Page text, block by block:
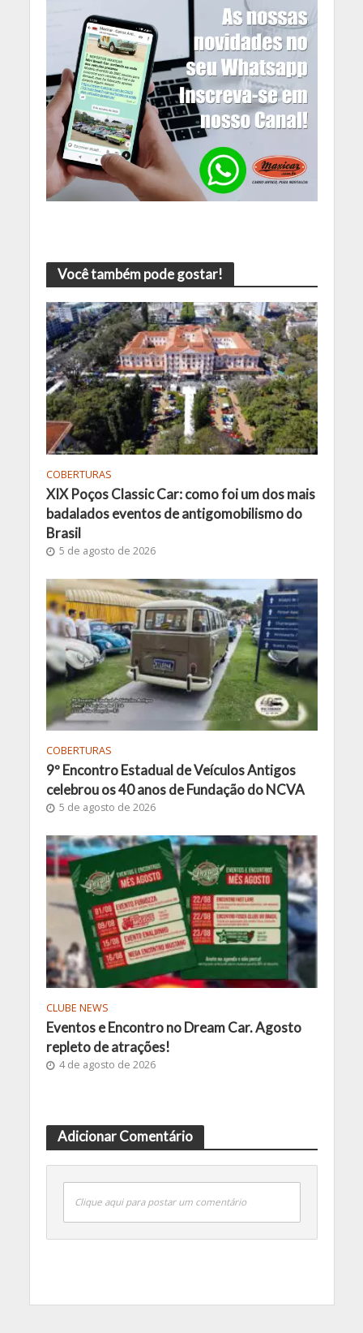
Você também pode gostar!
COBERTURAS
XIX Poços Classic Car: como foi um dos mais
badalados eventos de antigomobilismo do
Brasil
5 de agosto de 2026
COBERTURAS
9º Encontro Estadual de Veículos Antigos
celebrou os 40 anos de Fundação do NCVA
5 de agosto de 2026
CLUBE NEWS
Eventos e Encontro no Dream Car. Agosto
repleto de atrações!
4 de agosto de 2026
Adicionar Comentário
Clique aqui para postar um comentário